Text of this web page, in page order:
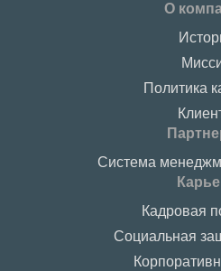
О
Политика
Система
Кадровая
Социальная